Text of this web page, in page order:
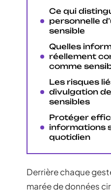
Ce qui
personnelle
sensible
Quelles
réellement
comme
Les risques
divulgation
sensibles
Protéger
informations
quotidien
Derrière chaque
marée de données